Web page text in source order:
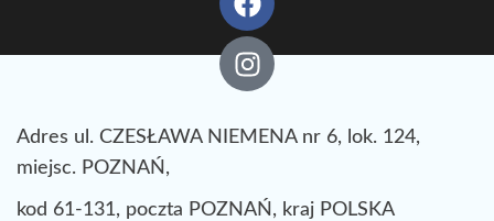
Adres ul. CZESŁAWA NIEMENA nr 6, lok. 124,
miejsc. POZNAŃ,
kod 61-131, poczta POZNAŃ, kraj POLSKA